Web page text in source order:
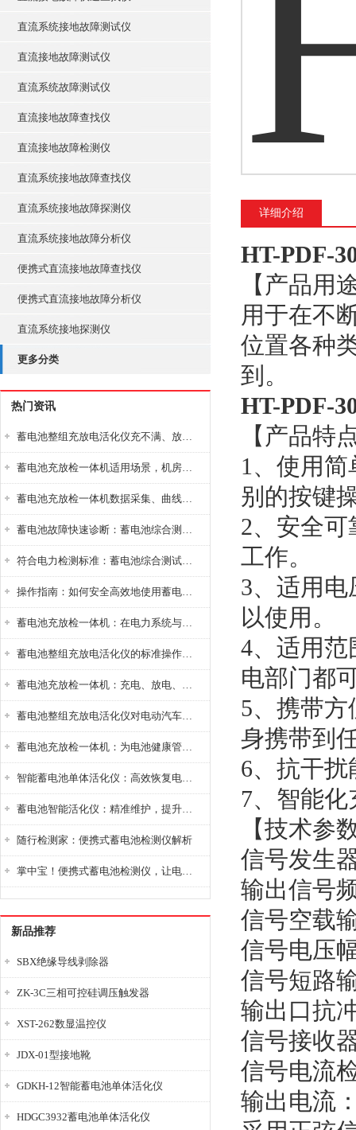
直流系统接地故障测试仪
直流接地故障测试仪
直流系统故障测试仪
直流接地故障查找仪
直流接地故障检测仪
直流系统接地故障查找仪
直流系统接地故障探测仪
直流系统接地故障分析仪
便携式直流接地故障查找仪
便携式直流接地故障分析仪
直流系统接地探测仪
更多分类
热门资讯
蓄电池整组充放电活化仪充不满、放不完怎么办？
蓄电池充放检一体机适用场景，机房基站变电站铅酸蓄电池维护检测应用
蓄电池充放检一体机数据采集、曲线分析与电池健康状态智能评估功能详解
蓄电池故障快速诊断：蓄电池综合测试仪判断落后电池的方法与标准
符合电力检测标准：蓄电池综合测试仪测试规范与精度校准方法详解
操作指南：如何安全高效地使用蓄电池智能活化仪？
蓄电池充放检一体机：在电力系统与储能设备中的创新应用，确保蓄电池性能与可靠性
蓄电池整组充放电活化仪的标准操作流程：从接线设置到充放电参数设定的安全规范
蓄电池充放检一体机：充电、放电、检测三功能集成设备
蓄电池整组充放电活化仪对电动汽车电池有帮助吗？
蓄电池充放检一体机：为电池健康管理提供一站式解决方案
智能蓄电池单体活化仪：高效恢复电池性能，延长蓄电池使用寿命
蓄电池智能活化仪：精准维护，提升电池健康状态
随行检测家：便携式蓄电池检测仪解析
掌中宝！便携式蓄电池检测仪，让电池检测变得简单又快捷！
新品推荐
SBX绝缘导线剥除器
ZK-3C三相可控硅调压触发器
XST-262数显温控仪
JDX-01型接地靴
GDKH-12智能蓄电池单体活化仪
HDGC3932蓄电池单体活化仪
详细介绍
HT-PDF-
【产品用
用于在不
位置各种
到。
HT-PDF-
【产品特
1、使用
别的按键
2、安全
工作。
3、适用电
以使用。
4、适用
电部门都
5、携带
身携带到
6、抗干
7、智能
【技术参
信号发生
输出信号
信号空载
信号电压
信号短路
输出口抗
信号接收
信号电流
输出电流